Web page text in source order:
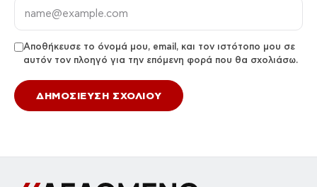
Αφήστε ένα σχόλιο
Η διεύθυνση email σας δεν δημοσιεύεται. Τα υποχρεωτικά
πεδία σημειώνονται με *.